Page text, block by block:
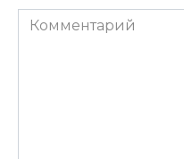
Комментарий